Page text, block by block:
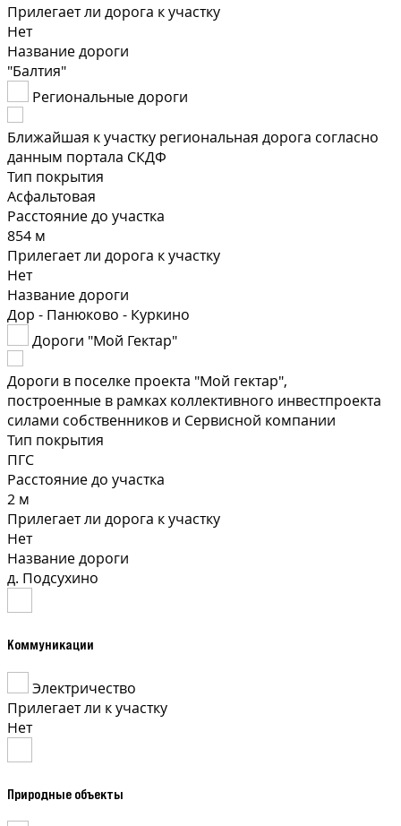
Прилегает ли дорога к участку
Нет
Название дороги
"Балтия"
Региональные дороги
Ближайшая к участку региональная дорога согласно
данным портала СКДФ
Тип покрытия
Асфальтовая
Расстояние до участка
854 м
Прилегает ли дорога к участку
Нет
Название дороги
Дор - Панюково - Куркино
Дороги "Мой Гектар"
Дороги в поселке проекта "Мой гектар",
построенные в рамках коллективного инвестпроекта
силами собственников и Сервисной компании
Тип покрытия
ПГС
Расстояние до участка
2 м
Прилегает ли дорога к участку
Нет
Название дороги
д. Подсухино
Коммуникации
Электричество
Прилегает ли к участку
Нет
Природные объекты